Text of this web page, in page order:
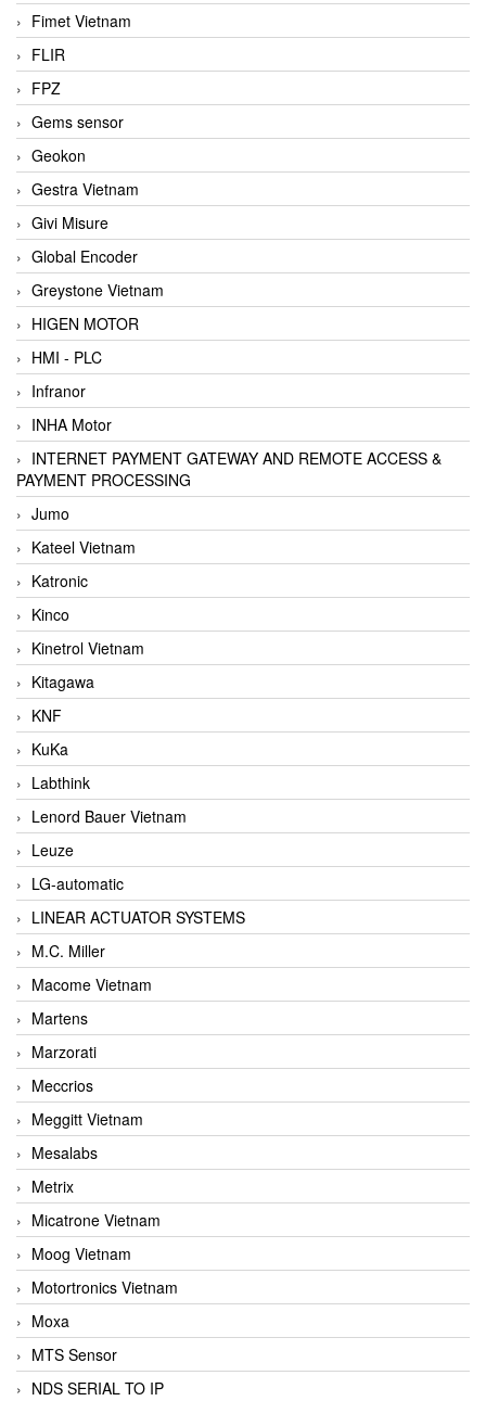
Fimet Vietnam
FLIR
FPZ
Gems sensor
Geokon
Gestra Vietnam
Givi Misure
Global Encoder
Greystone Vietnam
HIGEN MOTOR
HMI - PLC
Infranor
INHA Motor
INTERNET PAYMENT GATEWAY AND REMOTE ACCESS &
PAYMENT PROCESSING
Jumo
Kateel Vietnam
Katronic
Kinco
Kinetrol Vietnam
Kitagawa
KNF
KuKa
Labthink
Lenord Bauer Vietnam
Leuze
LG-automatic
LINEAR ACTUATOR SYSTEMS
M.C. Miller
Macome Vietnam
Martens
Marzorati
Meccrios
Meggitt Vietnam
Mesalabs
Metrix
Micatrone Vietnam
Moog Vietnam
Motortronics Vietnam
Moxa
MTS Sensor
NDS SERIAL TO IP